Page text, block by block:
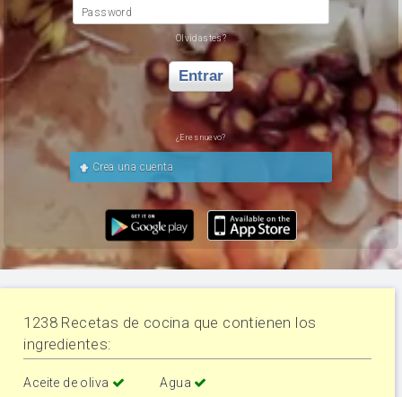
Password
Olvidastes?
Entrar
¿Eres nuevo?
Crea una cuenta
1238 Recetas de cocina que contienen los
ingredientes:
Aceite de oliva
Agua